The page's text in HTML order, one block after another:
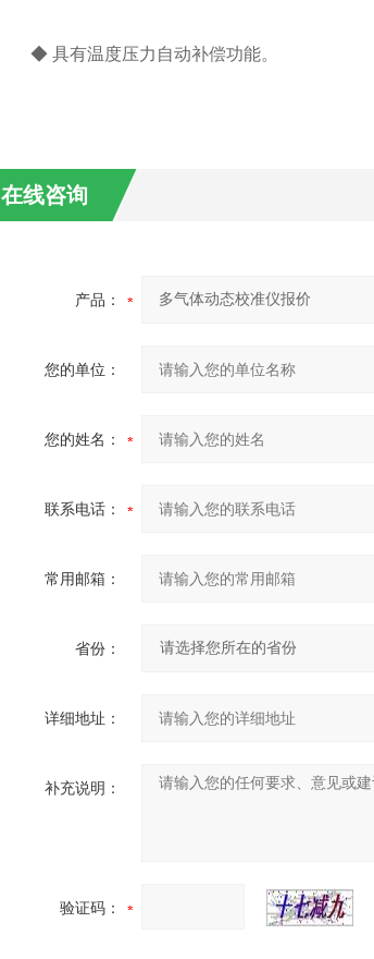
◆ 具有温度压力自动补偿功能。
在线咨询
产品：
您的单位：
您的姓名：
联系电话：
常用邮箱：
省份：
详细地址：
补充说明：
验证码：